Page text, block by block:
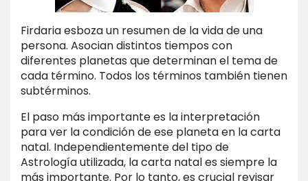
Firdaria esboza un resumen de la vida de una
persona. Asocian distintos tiempos con
diferentes planetas que determinan el tema de
cada término. Todos los términos también tienen
subtérminos.
El paso más importante es la interpretación
para ver la condición de ese planeta en la carta
natal. Independientemente del tipo de
Astrología utilizada, la carta natal es siempre la
más importante. Por lo tanto, es crucial revisar